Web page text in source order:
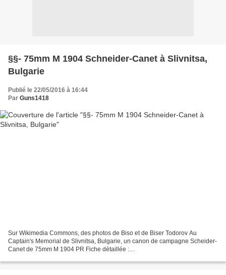
§§- 75mm M 1904 Schneider-Canet à Slivnitsa,
Bulgarie
Publié le 22/05/2016 à 16:44
Par Guns1418
Sur Wikimedia Commons, des photos de Biso et de Biser Todorov Au
Captain's Memorial de Slivnitsa, Bulgarie, un canon de campagne Scheider-
Canet de 75mm M 1904 PR Fiche détaillée :
IdCano...